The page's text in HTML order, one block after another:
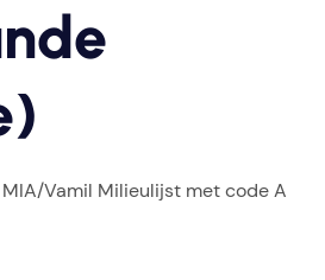
Vamil Milieulijst met code A